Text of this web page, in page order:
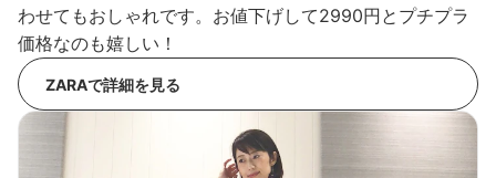
わせてもおしゃれです。お値下げして2990円とプチプラ
価格なのも嬉しい！
ZARAで詳細を見る